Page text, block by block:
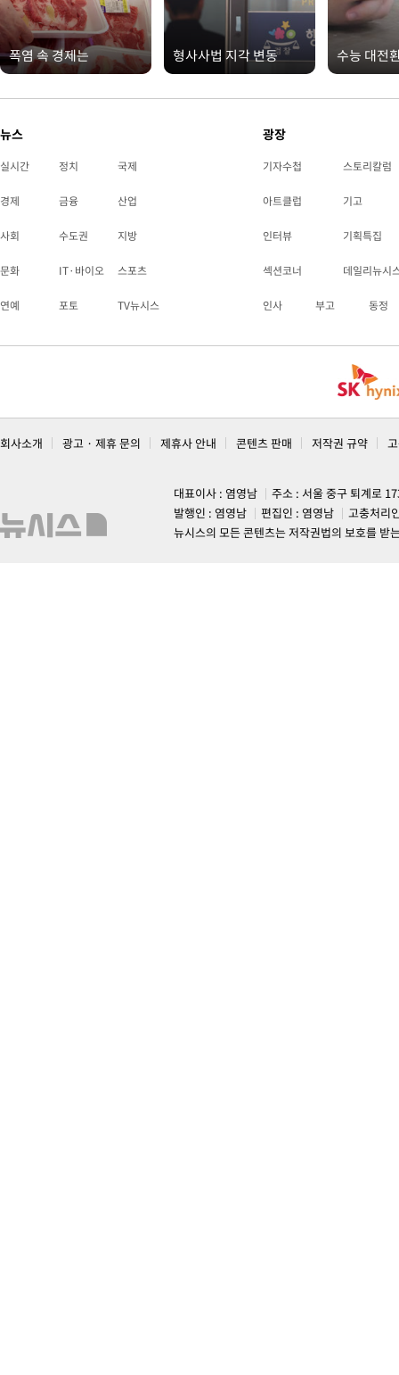
폭염 속 경제는 형사사법 지각 변동 수능 대전
뉴스
실시간 정치 국제
경제 금융 산업
사회 수도권 지방
문화 IT·바이오 스포츠
연예 포토 TV뉴시스
광장
기자수첩 스토리칼럼
아트클럽 기고
인터뷰 기획특집
섹션코너 데일리뉴시
인사 부고 동정
회사소개 광고 · 제휴 문의 제휴사 안내 콘텐츠 판매 저작권 규약
대표이사 : 염영남
주소 : 서울 중구 퇴계로
발행인 : 염영남
편집인 : 염영남
고충처리
뉴시스의 모든 콘텐츠는 저작권법의 보호를